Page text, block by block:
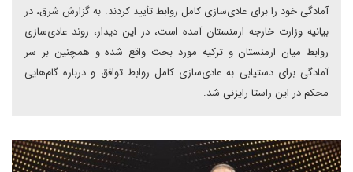
آمادگی خود را برای عادی‌سازی کامل روابط تأیید کردند. به گزارش شرق، در
بیانیه وزارت خارجه ارمنستان آمده است، در این دیدار، روند عادی‌سازی
روابط میان ارمنستان و ترکیه مورد بحث واقع شده و همچنین بر سر
آمادگی برای دستیابی به عادی‌سازی کامل روابط توافق و درباره گام‌هایی
محکم در این راستا رایزنی شد.